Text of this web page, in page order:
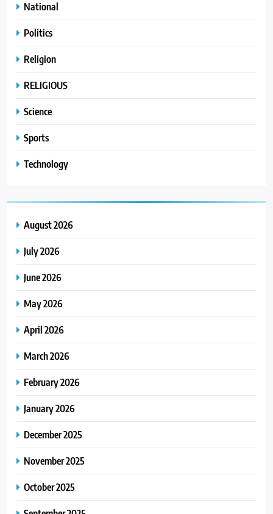
National
Politics
Religion
RELIGIOUS
Science
Sports
Technology
August 2026
July 2026
June 2026
May 2026
April 2026
March 2026
February 2026
January 2026
December 2025
November 2025
October 2025